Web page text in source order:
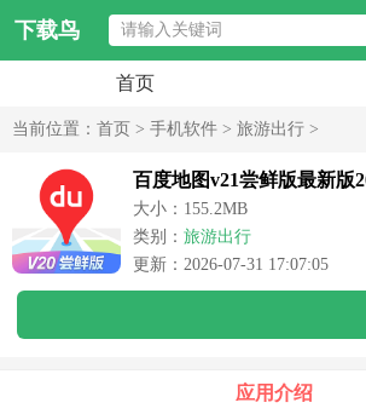
下载鸟
首页
当前位置： 首页 > 手机软件 > 旅游出行 >
百度地图v21尝鲜版最新版
大小：155.2MB
类别： 旅游出行
更新：2026-07-31 17:07:05
应用介绍